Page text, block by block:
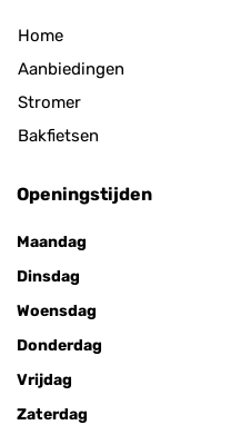
Home
Aanbiedingen
Stromer
Bakfietsen
Openingstijden
Maandag
Dinsdag
Woensdag
Donderdag
Vrijdag
Zaterdag